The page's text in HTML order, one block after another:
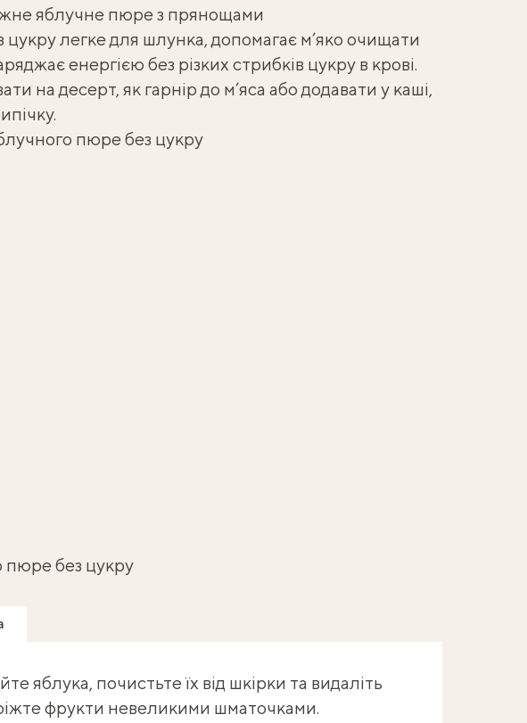
яблучне пюре з прянощами
легке для шлунка, допомагає м’яко очищати
енергією без різких стрибків цукру в крові.
на десерт, як гарнір до м’яса або додавати у каші,
пюре без цукру
пюре без цукру
яблука, почистьте їх від шкірки та видаліть
фрукти невеликими шматочками.